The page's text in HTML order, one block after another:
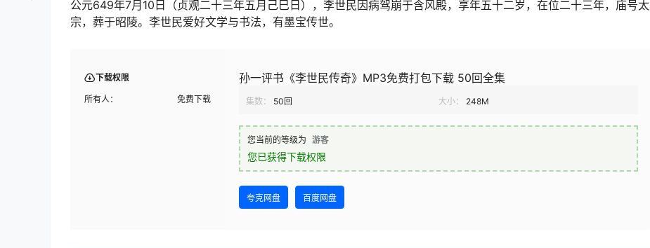
公元649年7月10日（贞观二十三年五月己巳日），李世民因病驾崩于含风殿，享年五十二岁，在位二十三年，庙号太
宗，葬于昭陵。李世民爱好文学与书法，有墨宝传世。
下载权限
所有人： 免费下载
孙一评书《李世民传奇》MP3免费打包下载 50回全集
集数： 50回 大小： 248M
您当前的等级为 游客
您已获得下载权限
夸克网盘 百度网盘